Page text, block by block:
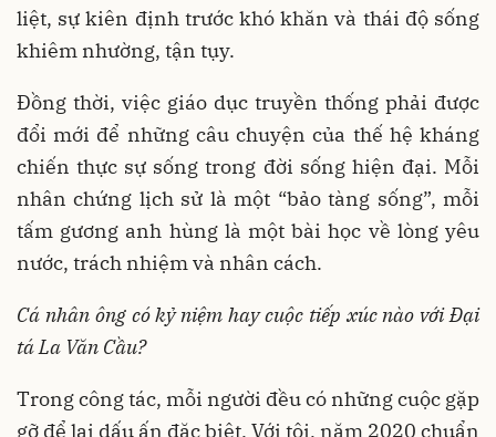
liệt, sự kiên định trước khó khăn và thái độ sống
khiêm nhường, tận tụy.
Đồng thời, việc giáo dục truyền thống phải được
đổi mới để những câu chuyện của thế hệ kháng
chiến thực sự sống trong đời sống hiện đại. Mỗi
nhân chứng lịch sử là một “bảo tàng sống”, mỗi
tấm gương anh hùng là một bài học về lòng yêu
nước, trách nhiệm và nhân cách.
Cá nhân ông có kỷ niệm hay cuộc tiếp xúc nào với Đại
tá La Văn Cầu?
Trong công tác, mỗi người đều có những cuộc gặp
gỡ để lại dấu ấn đặc biệt. Với tôi, năm 2020 chuẩn